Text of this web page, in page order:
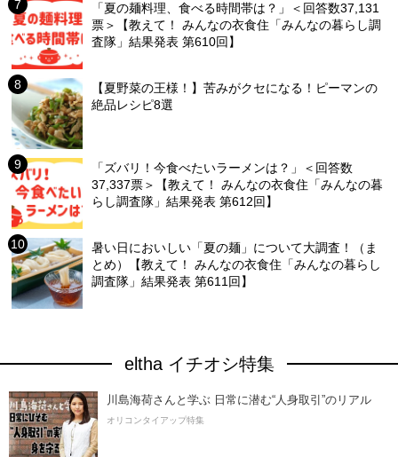
「夏の麺料理、食べる時間帯は？」＜回答数37,131
票＞【教えて！ みんなの衣食住「みんなの暮らし調
査隊」結果発表 第610回】
【夏野菜の王様！】苦みがクセになる！ピーマンの
絶品レシピ8選
「ズバリ！今食べたいラーメンは？」＜回答数
37,337票＞【教えて！ みんなの衣食住「みんなの暮
らし調査隊」結果発表 第612回】
暑い日においしい「夏の麺」について大調査！（ま
とめ）【教えて！ みんなの衣食住「みんなの暮らし
調査隊」結果発表 第611回】
eltha イチオシ特集
川島海荷さんと学ぶ 日常に潜む“人身取引”のリアル
オリコンタイアップ特集